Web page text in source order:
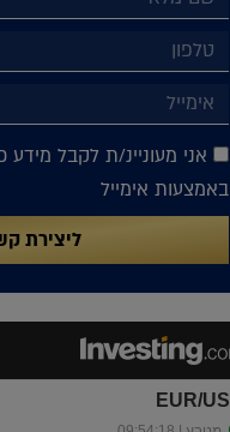
אני מעוניינ/ת לקבל מידע
באמצעות אימייל
ליצירת